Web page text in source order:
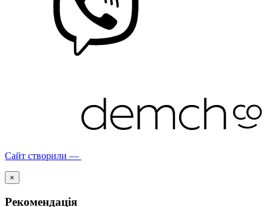
Сайт створили —
×
Рекомендація